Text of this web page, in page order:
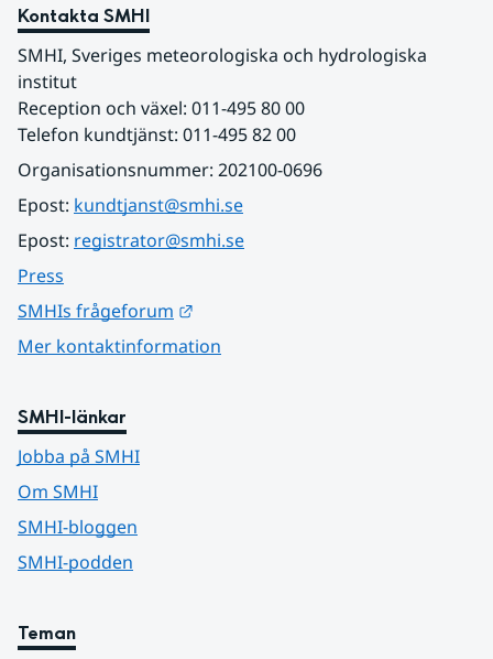
Kontakta SMHI
SMHI, Sveriges meteorologiska och hydrologiska
institut
Reception och växel: 011-495 80 00
Telefon kundtjänst: 011-495 82 00
Organisationsnummer: 202100-0696
Epost: kundtjanst@smhi.se
Epost: registrator@smhi.se
Press
SMHIs frågeforum
Mer kontaktinformation
SMHI-länkar
Jobba på SMHI
Om SMHI
SMHI-bloggen
SMHI-podden
Teman